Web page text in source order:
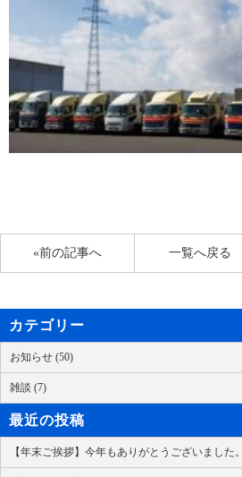
«前の記事へ 一覧へ戻る
カテゴリー
お知らせ (50)
雑談 (7)
最近の投稿
【年末ご挨拶】今年もありがとうございました。